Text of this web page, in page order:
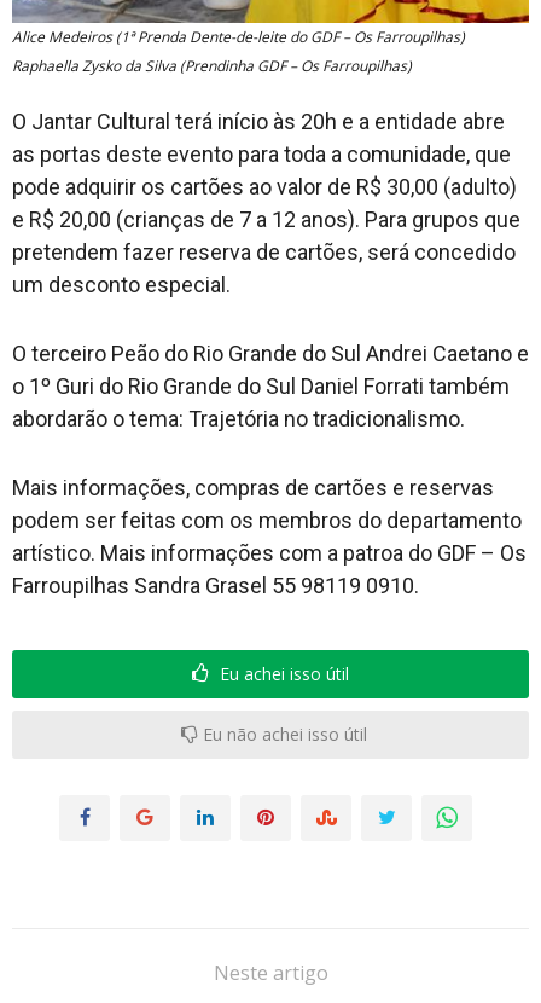
Alice Medeiros (1ª Prenda Dente-de-leite do GDF – Os Farroupilhas)
Raphaella Zysko da Silva (Prendinha GDF – Os Farroupilhas)
O Jantar Cultural terá início às 20h e a entidade abre
as portas deste evento para toda a comunidade, que
pode adquirir os cartões ao valor de R$ 30,00 (adulto)
e R$ 20,00 (crianças de 7 a 12 anos). Para grupos que
pretendem fazer reserva de cartões, será concedido
um desconto especial.
O terceiro Peão do Rio Grande do Sul Andrei Caetano e
o 1º Guri do Rio Grande do Sul Daniel Forrati também
abordarão o tema: Trajetória no tradicionalismo.
Mais informações, compras de cartões e reservas
podem ser feitas com os membros do departamento
artístico. Mais informações com a patroa do GDF – Os
Farroupilhas Sandra Grasel 55 98119 0910.
Eu achei isso útil
Eu não achei isso útil
Neste artigo